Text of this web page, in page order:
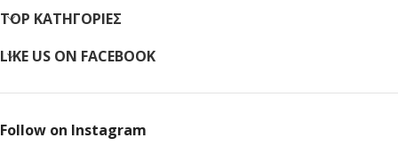
TOP ΚΑΤΗΓΟΡΙΕΣ
LIKE US ON FACEBOOK
Follow on Instagram